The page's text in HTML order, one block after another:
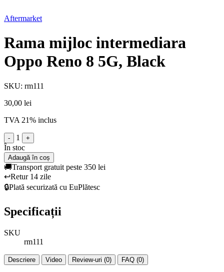
Aftermarket
Rama mijloc intermediara
Oppo Reno 8 5G, Black
SKU: rm111
30,00 lei
TVA 21% inclus
- 1 +
În stoc
Adaugă în coș
🚚Transport gratuit peste 350 lei
↩️Retur 14 zile
🔒Plată securizată cu EuPlătesc
Specificații
SKU
rm111
Descriere Video Review-uri (0) FAQ (0)